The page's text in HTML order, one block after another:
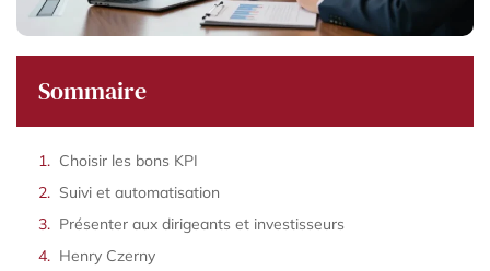
Sommaire
Choisir les bons KPI
Suivi et automatisation
Présenter aux dirigeants et investisseurs
Henry Czerny